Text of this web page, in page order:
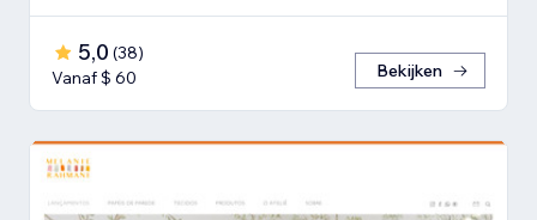
5,0 (38)
Vanaf $ 60
Bekijken